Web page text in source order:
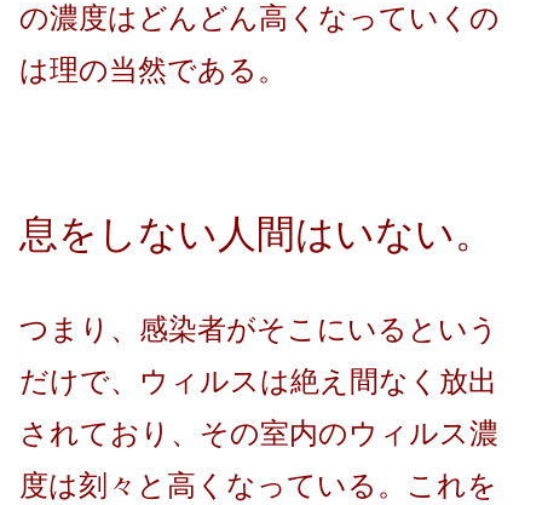
の濃度はどんどん高くなっていくの
は理の当然である。
息をしない人間はいない。
つまり、感染者がそこにいるという
だけで、ウィルスは絶え間なく放出
されており、その室内のウィルス濃
度は刻々と高くなっている。これを